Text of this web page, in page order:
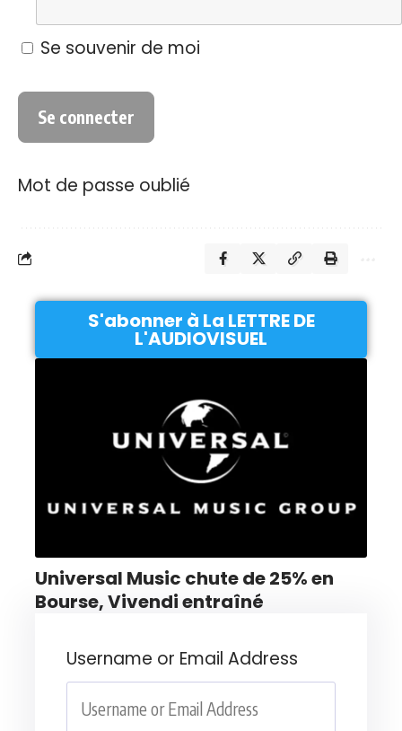
Se souvenir de moi
Mot de passe oublié
S'abonner à La LETTRE DE
L'AUDIOVISUEL
Universal Music chute de 25% en
Bourse, Vivendi entraîné
Username or Email Address